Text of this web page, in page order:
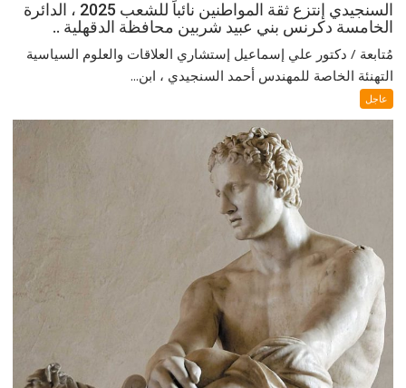
السنجيدي إنتزع ثقة المواطنين نائباً للشعب 2025 ، الدائرة
الخامسة دكرنس بني عبيد شربين محافظة الدقهلية ..
مُتابعة / دكتور علي إسماعيل إستشاري العلاقات والعلوم السياسية
التهنئة الخاصة للمهندس أحمد السنجيدي ، ابن...
عاجل